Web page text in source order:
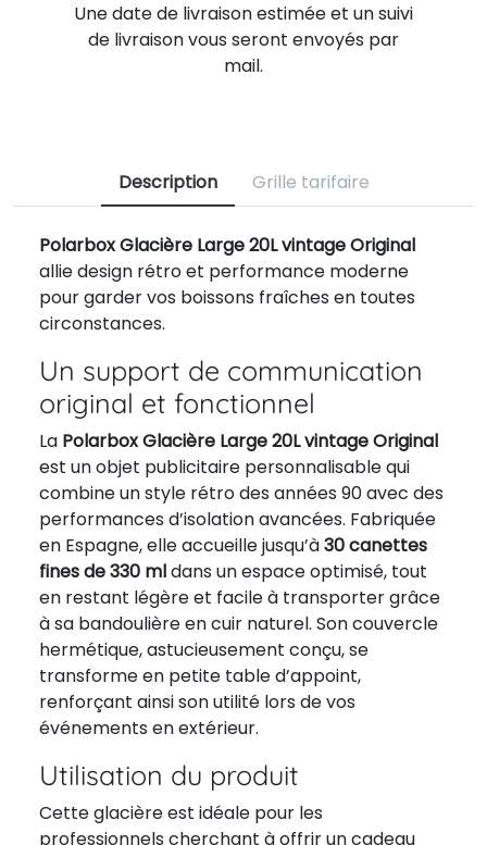
Une date de livraison estimée et un suivi
de livraison vous seront envoyés par
mail.
Description Grille tarifaire
Polarbox Glacière Large 20L vintage Original
allie design rétro et performance moderne
pour garder vos boissons fraîches en toutes
circonstances.
Un support de communication
original et fonctionnel
La Polarbox Glacière Large 20L vintage Original
est un objet publicitaire personnalisable qui
combine un style rétro des années 90 avec des
performances d’isolation avancées. Fabriquée
en Espagne, elle accueille jusqu’à30 canettes
fines de 330 mldans un espace optimisé, tout
en restant légère et facile à transporter grâce
à sa bandoulière en cuir naturel. Son couvercle
hermétique, astucieusement conçu, se
transforme en petite table d’appoint,
renforçant ainsi son utilité lors de vos
événements en extérieur.
Utilisation du produit
Cette glacière est idéale pour les
professionnels cherchant à offrir un cadeau